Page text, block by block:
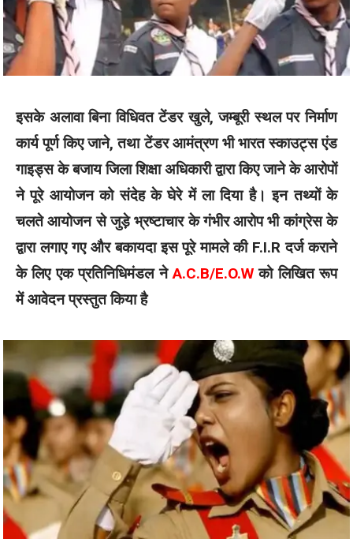
इसके अलावा बिना विधिवत टेंडर खुले, जम्बूरी स्थल पर निर्माण
कार्य पूर्ण किए जाने, तथा टेंडर आमंत्रण भी भारत स्काउट्स एंड
गाइड्स के बजाय जिला शिक्षा अधिकारी द्वारा किए जाने के आरोपों
ने पूरे आयोजन को संदेह के घेरे में ला दिया है। इन तथ्यों के
चलते आयोजन से जुड़े भ्रष्टाचार के गंभीर आरोप भी कांग्रेस के
द्वारा लगाए गए और बकायदा इस पूरे मामले की F.I.R दर्ज कराने
के लिए एक प्रतिनिधिमंडल नेA.C.B/E.O.Wको लिखित रूप
में आवेदन प्रस्तुत किया है